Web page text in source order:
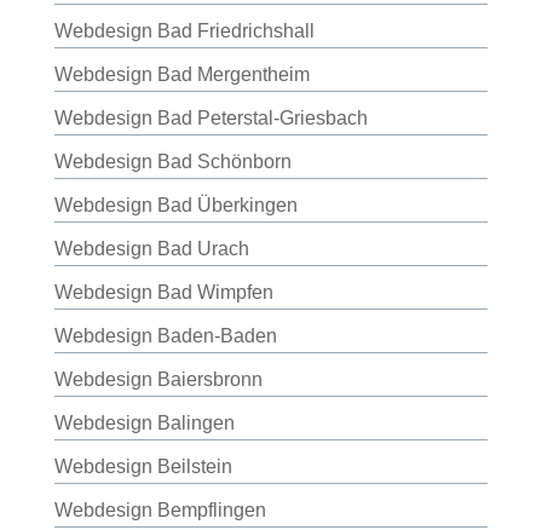
Webdesign Bad Friedrichshall
Webdesign Bad Mergentheim
Webdesign Bad Peterstal-Griesbach
Webdesign Bad Schönborn
Webdesign Bad Überkingen
Webdesign Bad Urach
Webdesign Bad Wimpfen
Webdesign Baden-Baden
Webdesign Baiersbronn
Webdesign Balingen
Webdesign Beilstein
Webdesign Bempflingen